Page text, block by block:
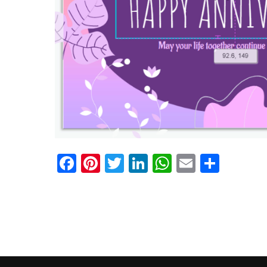
Facebook
Pinterest
Twitter
LinkedIn
WhatsApp
Email